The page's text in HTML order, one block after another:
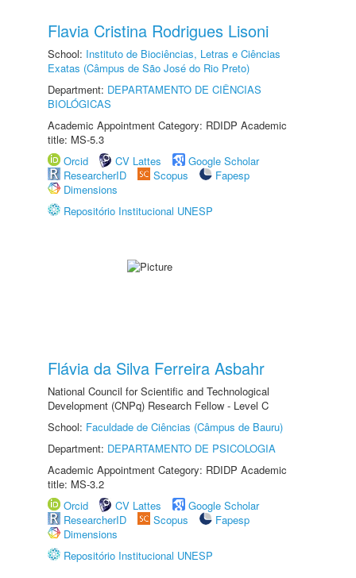
Flavia Cristina Rodrigues Lisoni
School: Instituto de Biociências, Letras e Ciências
Exatas (Câmpus de São José do Rio Preto)
Department: DEPARTAMENTO DE CIÊNCIAS
BIOLÓGICAS
Academic Appointment Category: RDIDP Academic
title: MS-5.3
Orcid
CV Lattes
Google Scholar
ResearcherID
Scopus
Fapesp
Dimensions
Repositório Institucional UNESP
Flávia da Silva Ferreira Asbahr
National Council for Scientific and Technological
Development (CNPq) Research Fellow - Level C
School: Faculdade de Ciências (Câmpus de Bauru)
Department: DEPARTAMENTO DE PSICOLOGIA
Academic Appointment Category: RDIDP Academic
title: MS-3.2
Orcid
CV Lattes
Google Scholar
ResearcherID
Scopus
Fapesp
Dimensions
Repositório Institucional UNESP